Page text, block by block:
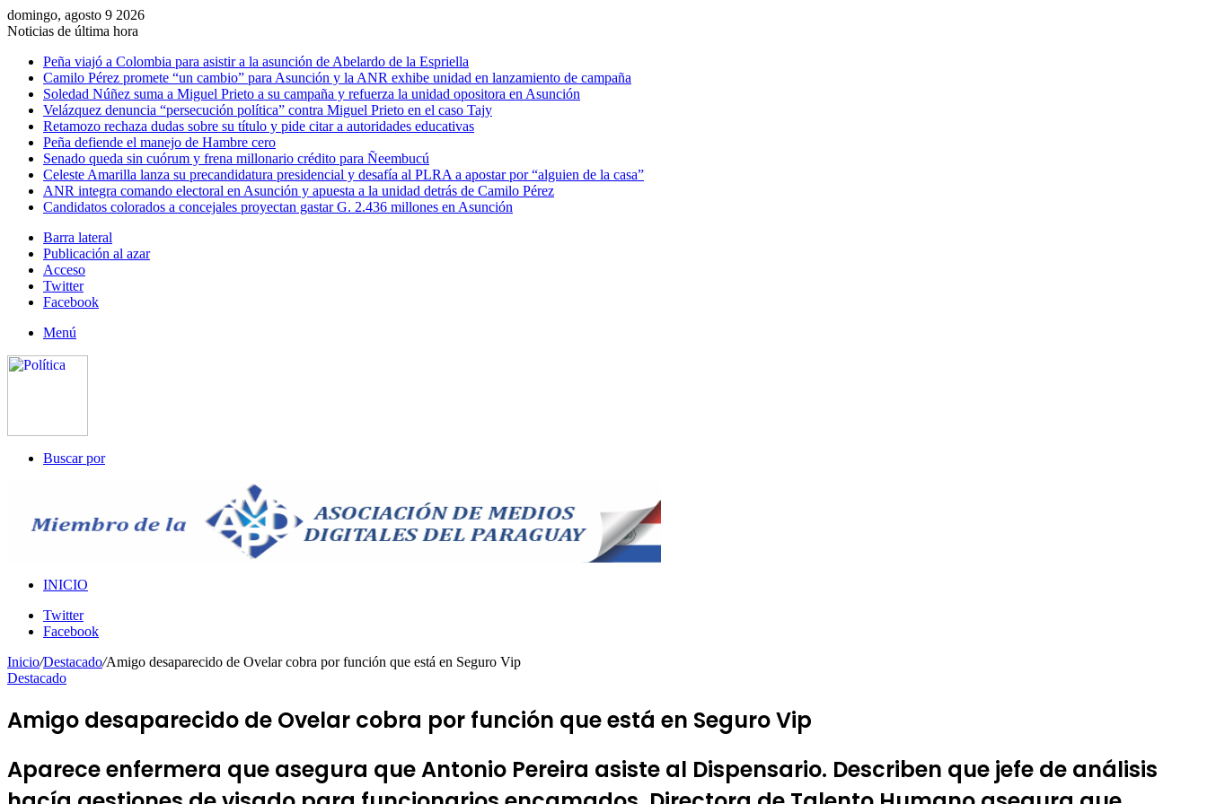
domingo, agosto 9 2026
Noticias de última hora
Peña viajó a Colombia para asistir a la asunción de Abelardo de la Espriella
Camilo Pérez promete “un cambio” para Asunción y la ANR exhibe unidad en lanzamiento de campaña
Soledad Núñez suma a Miguel Prieto a su campaña y refuerza la unidad opositora en Asunción
Velázquez denuncia “persecución política” contra Miguel Prieto en el caso Tajy
Retamozo rechaza dudas sobre su título y pide citar a autoridades educativas
Peña defiende el manejo de Hambre cero
Senado queda sin cuórum y frena millonario crédito para Ñeembucú
Celeste Amarilla lanza su precandidatura presidencial y desafía al PLRA a apostar por “alguien de la casa”
ANR integra comando electoral en Asunción y apuesta a la unidad detrás de Camilo Pérez
Candidatos colorados a concejales proyectan gastar G. 2.436 millones en Asunción
Barra lateral
Publicación al azar
Acceso
Twitter
Facebook
Menú
Buscar por
INICIO
Twitter
Facebook
Inicio/Destacado/Amigo desaparecido de Ovelar cobra por función que está en Seguro Vip
Destacado
Amigo desaparecido de Ovelar cobra por función que está en Seguro Vip
Aparece enfermera que asegura que Antonio Pereira asiste al Dispensario. Describen que jefe de análisis